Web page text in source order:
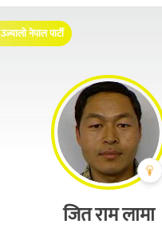
उज्यालो नेपाल पार्टी
जित राम लामा